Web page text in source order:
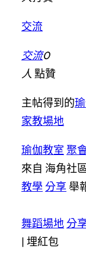
交流
交流0
人 點贊
主帖得到的
家教場地
瑜伽教室 聚
來自 海角社
教學 分享 舉
舞蹈場地分
| 埋紅包